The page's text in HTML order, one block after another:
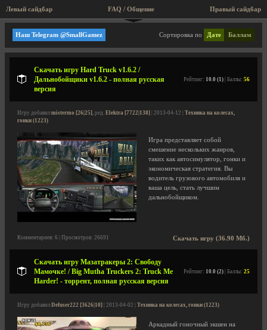
Левый сайдбар Правый сайдбар
FAQ / Общение
Техника на колесах, гонки
Сортировка по Дате Баллам
Наш Telegram @SmallGamez
Скачать игру Hard Truck v1.6.2 /
Дальнобойщики v1.6.2 - полная русская
версия
Рейтинг: 10.0 (1) | Баллы: 56
Игру добавил mistermo [26|25], ред. Elektra [7722|138] | 2013-04-12 | Техника на колесах,
гонки (1223)
Игра представляет собой
смешение нескольких жанров,
таких как автосимулятор, гонки и
экономическая стратегия. Вы
водитель грузового автомобиля и
ваша цель, стать лучшим
дальнобойщиком.
Скачать игру (36.90 Мб.)
Комментариев: 6 | Просмотров: 26691
Скачать игру Мазатракеры 2: Свободу
Мамочке! / Big Mutha Truckers 2: Truck Me
Harder! - торрент, полная русская версия
Рейтинг: 10.0 (2) | Баллы: 25
Игру добавил Defuser222 [3626|10] | 2013-04-02 | Техника на колесах, гонки (1223)
Аркадный гоночный экшен на